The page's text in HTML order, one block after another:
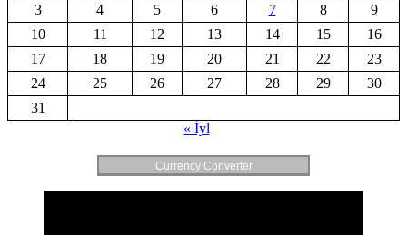
3
4 5 6 7 8
9
10
11 12 13 14 15
16
17
18 19 20 21 22
23
24
25 26 27 28 29
30
31
« İyl
Currency Converter